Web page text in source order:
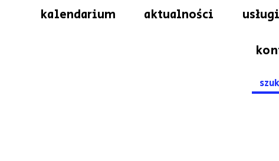
kalendarium aktualności
for: